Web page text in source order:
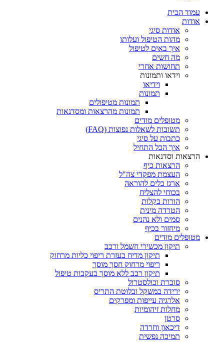
עמוד הבית
אודות
אודות סיגי
מהות הטיפול ועלותו
איך באים לטיפול
מה חשים
תחושות אחרי
וידאו ותמונות
וידיאו
תמונות
תמונות מטיפולים
תמונות מהרצאות ומסדנאות
מטופלים מודים
תשובות לשאלות נפוצות (FAQ)
כתבות על סיגי
איך הכל התחיל
הרצאות וסדנאות
הרצאות כיף
העצמת מפקדי צה"ל
ארגז כלים להוראה
בכוחי להצליח
הורות בקלות
הטרדה מינית
סמים ולא נהנים
מיחזור בכיף
מטופלים מודים
תיקון מכשירי חשמל ורכב
תיקון מדיח בעזרת ריפוי כליות מרחוק
ריפוי מרחוק חסך מוסך
תיקון רכב ללא מוסך בעקבות טיפול
סוכרת וכולסטרול
ירידה במשקל ובלוטת התריס
אלרגיה עייפות ומפרקים
מחלות זיהומיות
סרטן
דיכאון וחרדה
תמיכה נפשית